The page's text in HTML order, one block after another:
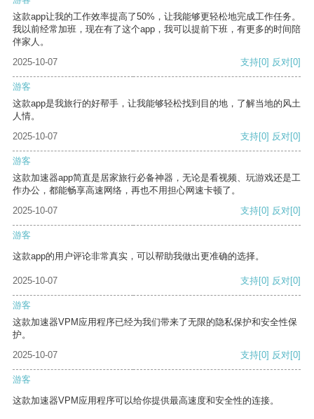
这款app让我的工作效率提高了50%，让我能够更轻松地完成工作任务。
我以前经常加班，现在有了这个app，我可以提前下班，有更多的时间陪
伴家人。
2025-10-07
支持[0] 反对[0]
游客
这款app是我旅行的好帮手，让我能够轻松找到目的地，了解当地的风土
人情。
2025-10-07
支持[0] 反对[0]
游客
这款加速器app简直是居家旅行必备神器，无论是看视频、玩游戏还是工
作办公，都能畅享高速网络，再也不用担心网速卡顿了。
2025-10-07
支持[0] 反对[0]
游客
这款app的用户评论非常真实，可以帮助我做出更准确的选择。
2025-10-07 支持[0] 反对[0]
游客
这款加速器VPM应用程序已经为我们带来了无限的隐私保护和安全性保
护。
2025-10-07
支持[0] 反对[0]
游客
这款加速器VPM应用程序可以给你提供最高速度和安全性的连接。